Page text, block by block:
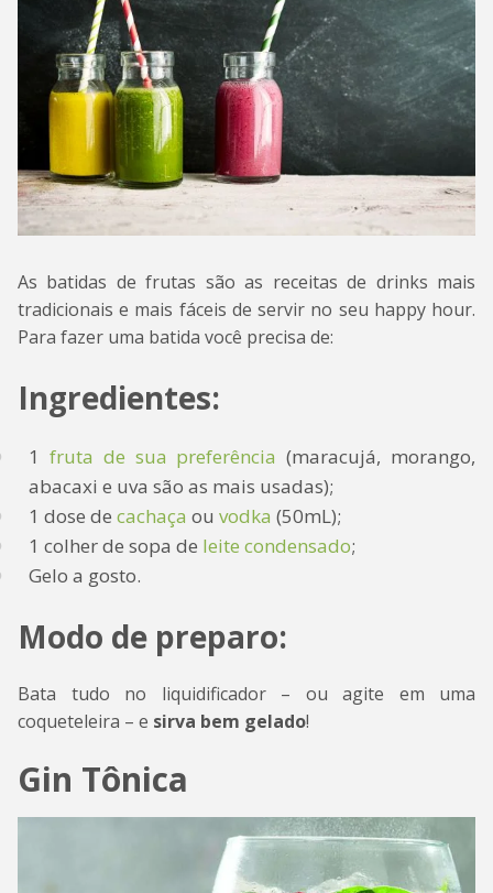
As batidas de frutas são as receitas de drinks mais
tradicionais e mais fáceis de servir no seu happy hour.
Para fazer uma batida você precisa de:
Ingredientes:
1 fruta de sua preferência (maracujá, morango,
abacaxi e uva são as mais usadas);
1 dose de cachaça ou vodka (50mL);
1 colher de sopa de leite condensado;
Gelo a gosto.
Modo de preparo:
Bata tudo no liquidificador – ou agite em uma
coqueteleira – e sirva bem gelado!
Gin Tônica